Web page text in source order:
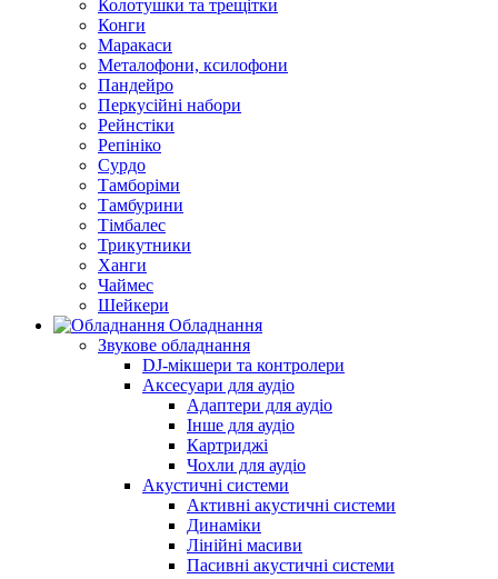
Колотушки та трещітки
Конги
Маракаси
Металофони, ксилофони
Пандейро
Перкусійні набори
Рейнстіки
Репініко
Сурдо
Тамборіми
Тамбурини
Тімбалес
Трикутники
Ханги
Чаймес
Шейкери
Обладнання
Звукове обладнання
DJ-мікшери та контролери
Аксесуари для аудіо
Адаптери для аудіо
Інше для аудіо
Картриджі
Чохли для аудіо
Акустичні системи
Активні акустичні системи
Динаміки
Лінійні масиви
Пасивні акустичні системи